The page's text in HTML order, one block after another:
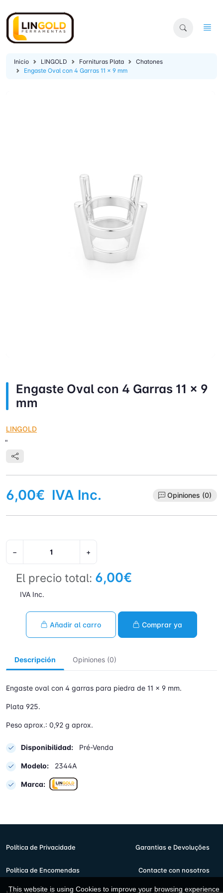
Inicio LINGOLD Fornituras Plata
Chatones
Engaste Oval con 4 Garras 11 x 9 mm
Engaste Oval con 4 Garras 11 x 9
mm
LINGOLD
"
6,00€ IVA Inc. Opiniones (0)
− +
El precio total: 6,00€
IVA Inc.
Añadir al carro Comprar ya
Descripción Opiniones (0)
Engaste oval con 4 garras para piedra de 11 x 9 mm.
Plata 925.
Peso aprox.: 0,92 g aprox.
Disponibilidad: Pré-Venda
Modelo: 2344A
Marca:
Política de Privacidade Garantias e Devoluções
Política de Encomendas Contacte con nosotros
This website is using Cookies to improve your browsing experience